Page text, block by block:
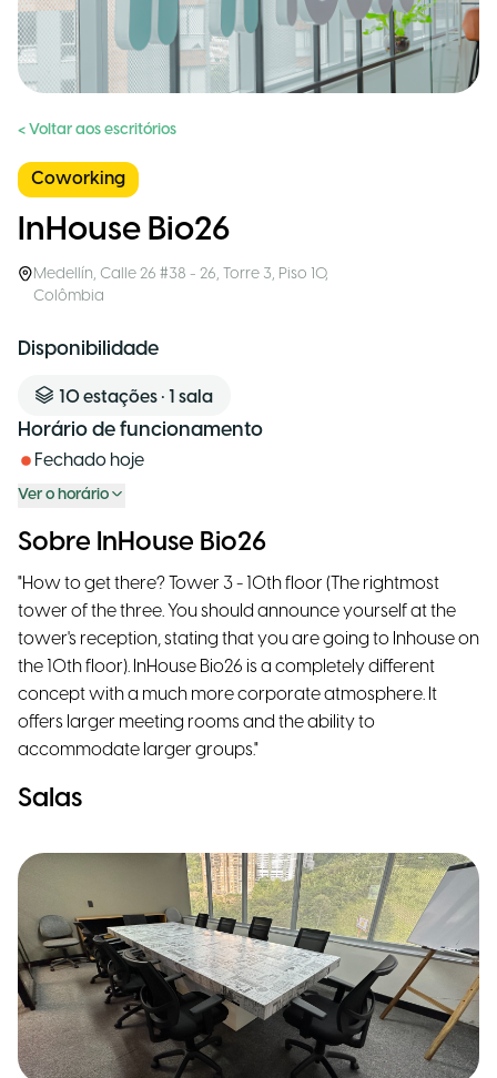
< Voltar aos escritórios
Coworking
InHouse Bio26
Medellín, Calle 26 #38 - 26, Torre 3, Piso 10,
Colômbia
Disponibilidade
10estações • 1 sala
Horário de funcionamento
Fechado hoje
Ver o horário
Sobre InHouse Bio26
"How to get there? Tower 3 - 10th floor (The rightmost
tower of the three. You should announce yourself at the
tower's reception, stating that you are going to Inhouse on
the 10th floor). InHouse Bio26 is a completely different
concept with a much more corporate atmosphere. It
offers larger meeting rooms and the ability to
accommodate larger groups."
Salas